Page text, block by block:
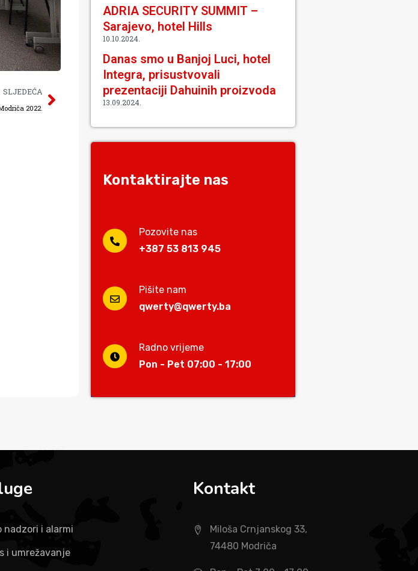
SLJEDEĆA
2022.
ADRIA SECURITY SUMMIT –
Sarajevo, hotel Hills
10.10.2024.
Danas smo u Banjoj Luci, hotel
Integra, prisustvovali
prezentaciji Dahuinih proizvoda
13.09.2024.
Kontaktirajte nas
Pozovite nas
+387 53 813 945
Pišite nam
qwerty@qwerty.ba
Radno vrijeme
Pon - Pet 07:00 - 17:00
nadzori i alarmi
i umrežavanje
Kontakt
Miloša Crnjanskog 33,
74480 Modriča